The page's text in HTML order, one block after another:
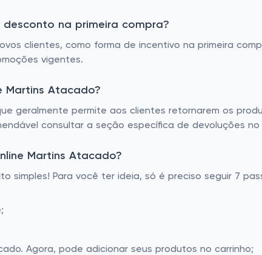
na primeira compra?
clientes, como forma de incentivo na primeira
vigentes.
Martins Atacado?
geralmente permite aos clientes retornarem os
consultar a seção específica de devoluções
Martins Atacado?
simples! Para você ter ideia, só é preciso seguir 7
Agora, pode adicionar seus produtos no carrinho;